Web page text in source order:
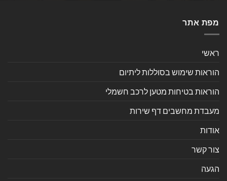
מפת אתר
ראשי
הוראות שימוש בסוללות ליתיום
הוראות בטיחות מטען לרכב חשמלי
מעבדת מחשבים דף שירות
אודות
צור קשר
הגעה